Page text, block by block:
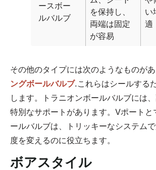
ースボー
ルバルブ
を保持し、
両端は固定
が容易
い
適
その他のタイプには次のようなものがあ
ングボールバルブ.これらはシールする
します。トラニオンボールバルブには
特別なサポートがあります。Vポートと
ールバルブは、トリッキーなシステム
度を変えるのに役立ちます。
ボアスタイル